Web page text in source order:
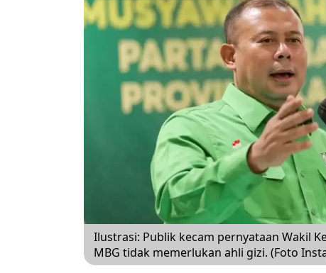
Ilustrasi: Publik kecam pernyataan Wakil
MBG tidak memerlukan ahli gizi. (Foto